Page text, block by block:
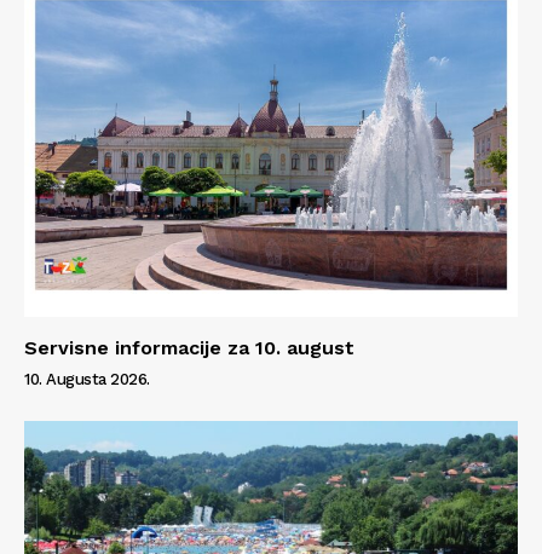
Servisne informacije za 10. august
10. Augusta 2026.